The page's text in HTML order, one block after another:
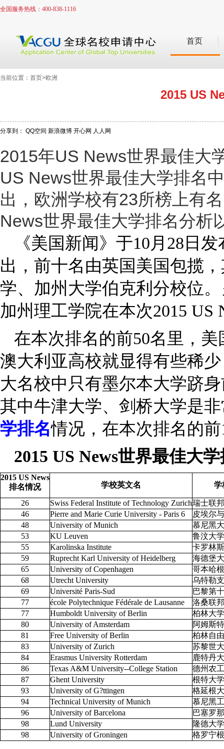
全国服务热线：400-838-1116
首页
当前位置：首页>欧洲
2015 US
分享到： QQ空间 新浪微博 开心网 人人网
2015年US News世界最佳大
US News世界最佳大学排名
出，欧洲学校有23所榜上有
News世界最佳大学排名分析
《美国新闻》于10月28日发
出，前十名由英国美国包揽
学、加州大学伯克利分校位
加州理工学院在本次2015
在本次排名的前50名里，
澳大利亚高校就显得有些稀
大名校中只有墨尔本大学跻
其中牛津大学、剑桥大学是
学排名情况，在本次排名的
2015 US News世界最佳大
2015 US News
排名情况
学校英文名 学
26 Swiss Federal Institute of Technology Zurich瑞士联
46
Pierre and Marie Curie University - Paris 6
皮埃尔
48
University of Munich
慕尼黑
53
KU Leuven
鲁汶大学
55
Karolinska Institute
卡罗林
59
Ruprecht Karl University of Heidelberg
海德堡
65
University of Copenhagen
哥本哈
68
Utrecht University
乌特勒
69
Université Paris-Sud
巴黎第
77
école Polytechnique Fédérale de Lausanne
洛桑联
77
Humboldt University of Berlin
柏林大学
80
University of Amsterdam
阿姆斯
81
Free University of Berlin
柏林自
83
University of Zurich
苏黎世
84
Erasmus University Rotterdam
鹿特丹
86
Texas A&M University--College Station
德州农
87
Ghent University
根特大学
93
University of G?ttingen
格延根
94
Technical University of Munich
慕尼黑
96
University of Barcelona
巴塞罗
98
Lund University
隆德大学
98
University of Groningen 格罗宁